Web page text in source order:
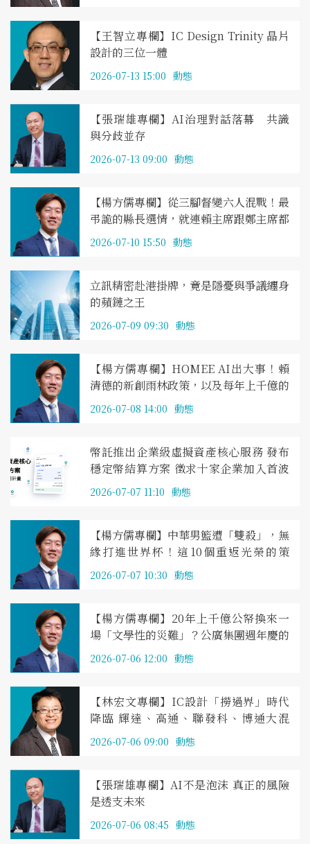
【王智立專欄】IC Design Trinity 晶片
設計的三位一體
2026-07-13 15:00 動態
【張瑞雄專欄】AI治理對話落幕 共識
與分歧並存
2026-07-13 09:00 動態
【楊方儒專欄】從三腳督變六人混戰！最
弔詭的縣長選情，就連賴主席跟鄭主席都
看不清澎湖誰能勝選？
2026-07-10 15:50 動態
立訊精密赴港掛牌，竟是隱憂與爭議纏身
的蘋鏈之王
2026-07-09 09:30 動態
【楊方儒專欄】HOMEE AI出大事！賴
清德的新創雨林政策，以及每年上千億的
創投資金去哪兒了？
2026-07-08 14:00 動態
幣託推出企業級虛擬資產核心服務 發布
穩定幣結算方案 徵求十家企業加入首波
試用計畫
2026-07-07 11:10 動態
【楊方儒專欄】中華男籃遭「雙殺」，無
緣打進世界杯！這10個重返光榮的策
略，運動部長跟新任籃協理事長不懂？
2026-07-07 10:30 動態
【楊方儒專欄】20年上千億公帑換來一
場「文學性的災難」？公廣集團週年慶的
諷刺教案
2026-07-06 12:00 動態
【林宏文專欄】IC設計「撈過界」時代
降臨 輝達、高通、聯發科、博通大混
戰 台灣將抓住那些機會？
2026-07-06 09:00 動態
【張瑞雄專欄】AI不是泡沫 真正的風險
是透支未來
2026-07-06 08:45 動態